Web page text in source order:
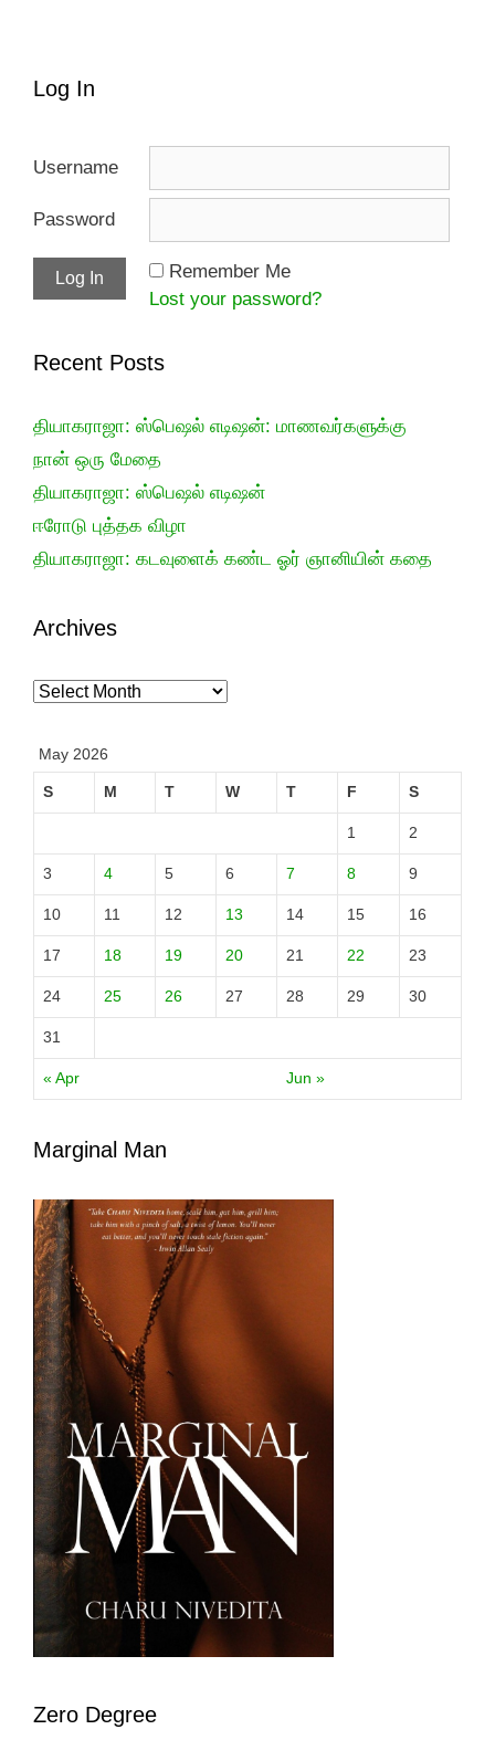
Log In
Username
Password
Remember Me
Lost your password?
Recent Posts
தியாகராஜா: ஸ்பெஷல் எடிஷன்: மாணவர்களுக்கு
நான் ஒரு மேதை
தியாகராஜா: ஸ்பெஷல் எடிஷன்
ஈரோடு புத்தக விழா
தியாகராஜா: கடவுளைக் கண்ட ஓர் ஞானியின் கதை
Archives
Archives
May 2026
S M T W T F S
« Apr Jun »
1 2
3 4 5 6 7 8 9
10 11 12 13 14 15 16
17 18 19 20 21 22 23
24 25 26 27 28 29 30
31
Marginal Man
Zero Degree